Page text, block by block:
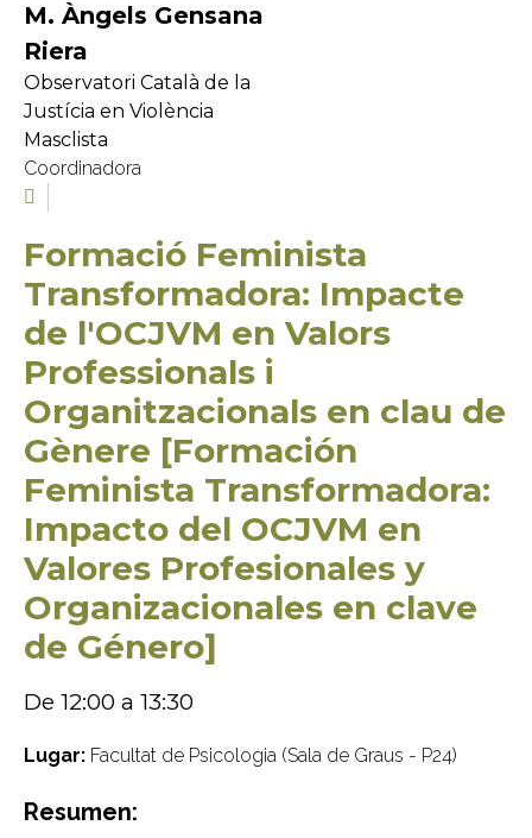
M. Àngels Gensana
Riera
Observatori Català de la
Justícia en Violència
Masclista
Coordinadora
Formació Feminista
Transformadora: Impacte
de l'OCJVM en Valors
Professionals i
Organitzacionals en clau de
Gènere [Formación
Feminista Transformadora:
Impacto del OCJVM en
Valores Profesionales y
Organizacionales en clave
de Género]
De 12:00 a 13:30
Lugar: Facultat de Psicologia (Sala de Graus - P24)
Resumen: